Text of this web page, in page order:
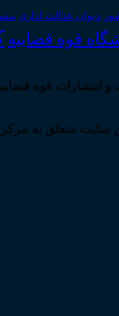
دیوان عدالت اداری
قوه قضاییه
انتشارات قوه
سایت متعلق به